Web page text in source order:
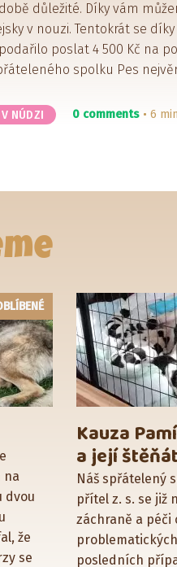
důležité. Díky vám
v nouzi. Tentokrát se díky
poslat 4 500 Kč na
spolku Pes
NÚDZI 0 comments 6
na
dvou
že
se
Kauza
a její
Náš spřátelený
přítel z. s. se již
záchraně a péči
posledních